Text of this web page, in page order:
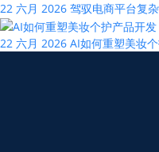
22 六月 2026 驾驭电商平台复
22 六月 2026 AI如何重塑美妆